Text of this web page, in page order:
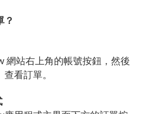
？
網站右上角的帳號按鈕，然後
看訂單。